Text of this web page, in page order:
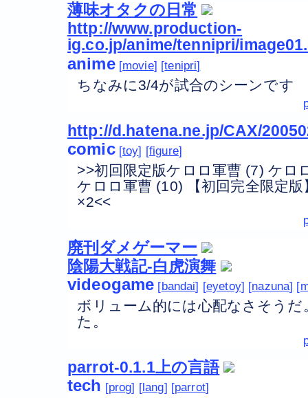
薄味オタクの日常
http://www.production-
ig.co.jp/anime/tennipri/
anime movie tenipri
ちなみに3/4が試合のシーンです
http://d.hatena.ne.jp/CAX/
comic toy figure
>>初回限定版ケロロ軍曹 (7) ケロ
ケロロ軍曹 (10) 【初回完全限定
×2<<
廃刊ダメゲーマー
陰陽大戦記-白虎演舞
videogame bandai eyetoy nazuna
ボリューム的には心配なさそう
た。
parrot-0.1.1上の言語
tech prog lang parrot